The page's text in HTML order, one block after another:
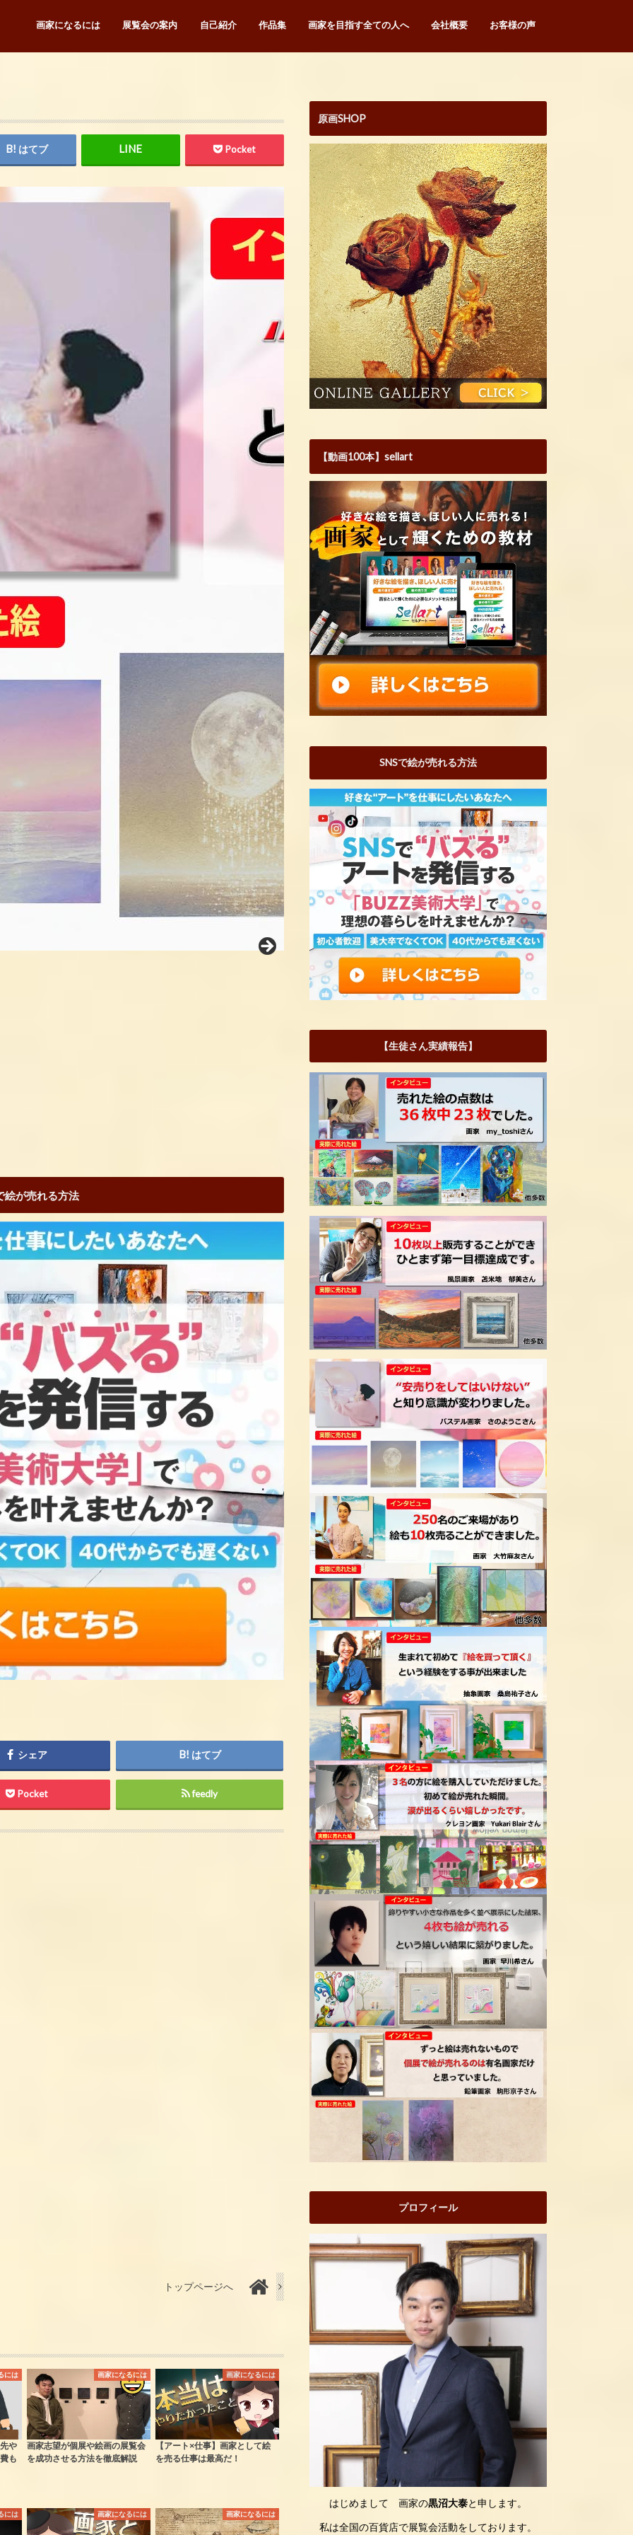
画家になるには 展覧会の案内 自己紹介 作品集 画家を目指す全ての人へ 会社概要 お客様の声
はてブ Pocket
絵が売れる方法
シェア はてブ
Pocket feedly
トップページへ
には
や
も
画家になるには
画家志望が個展や絵画の展覧会
を成功させる方法を徹底解説
画家になるには
【アート×仕事】画家として絵
を売る仕事は最高だ！
には 画家になるには 画家になるには
原画SHOP
【動画100本】sellart
SNSで絵が売れる方法
【生徒さん実績報告】
プロフィール
はじめまして 画家の黒沼大泰と申します。
私は全国の百貨店で展覧会活動をしております。